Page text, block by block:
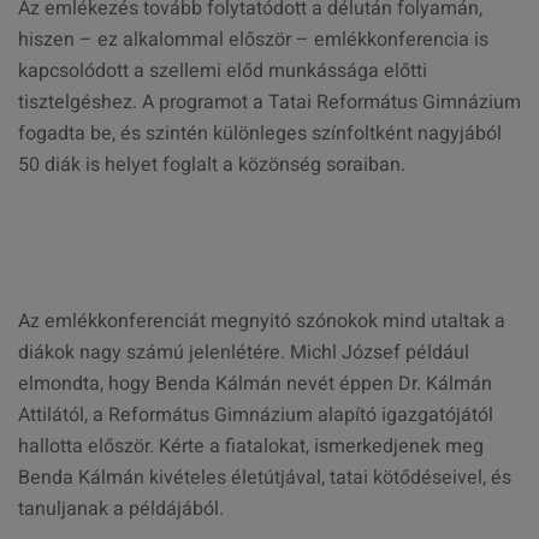
Az emlékezés tovább folytatódott a délután folyamán,
hiszen – ez alkalommal először – emlékkonferencia is
kapcsolódott a szellemi előd munkássága előtti
tisztelgéshez. A programot a Tatai Református Gimnázium
fogadta be, és szintén különleges színfoltként nagyjából
50 diák is helyet foglalt a közönség soraiban.
Az emlékkonferenciát megnyitó szónokok mind utaltak a
diákok nagy számú jelenlétére. Michl József például
elmondta, hogy Benda Kálmán nevét éppen Dr. Kálmán
Attilától, a Református Gimnázium alapító igazgatójától
hallotta először. Kérte a fiatalokat, ismerkedjenek meg
Benda Kálmán kivételes életútjával, tatai kötődéseivel, és
tanuljanak a példájából.